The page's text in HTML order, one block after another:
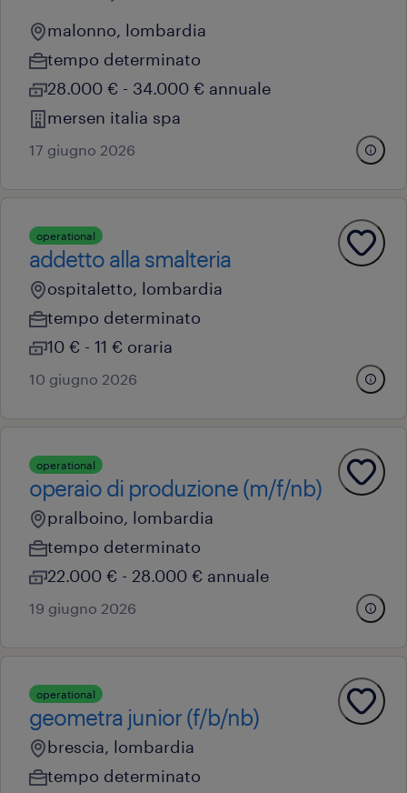
malonno, lombardia
tempo determinato
28.000 € - 34.000 € annuale
mersen italia spa
17 giugno 2026
operational
addetto alla smalteria
ospitaletto, lombardia
tempo determinato
10 € - 11 € oraria
10 giugno 2026
operational
operaio di produzione (m/f/nb)
pralboino, lombardia
tempo determinato
22.000 € - 28.000 € annuale
19 giugno 2026
operational
geometra junior (f/b/nb)
brescia, lombardia
tempo determinato